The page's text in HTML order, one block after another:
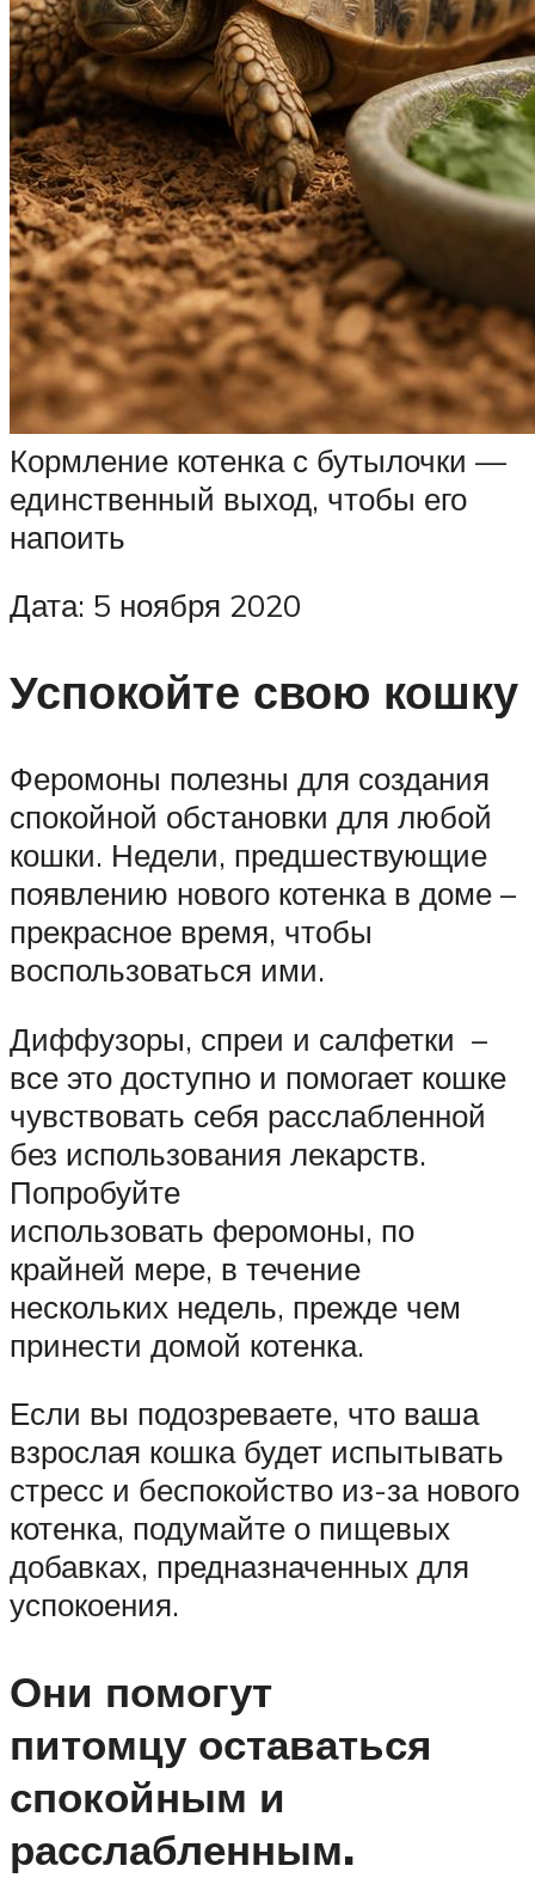
Кормление котенка с бутылочки —
единственный выход, чтобы его
напоить
Дата: 5 ноября 2020
Успокойте свою кошку
Феромоны полезны для создания
спокойной обстановки для любой
кошки. Недели, предшествующие
появлению нового котенка в доме –
прекрасное время, чтобы
воспользоваться ими.
Диффузоры, спреи и салфетки –
все это доступно и помогает кошке
чувствовать себя расслабленной
без использования лекарств.
Попробуйте
использовать феромоны, по
крайней мере, в течение
нескольких недель, прежде чем
принести домой котенка.
Если вы подозреваете, что ваша
взрослая кошка будет испытывать
стресс и беспокойство из-за нового
котенка, подумайте о пищевых
добавках, предназначенных для
успокоения.
Они помогут
питомцу оставаться
спокойным и
расслабленным.